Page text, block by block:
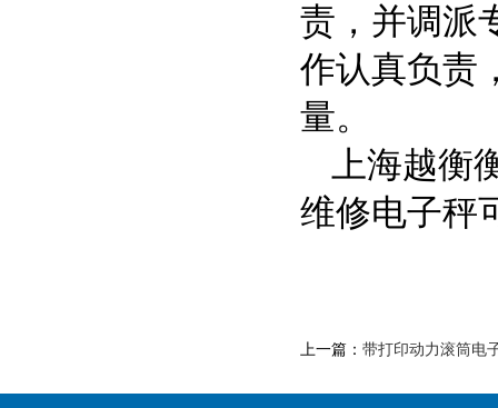
责，并调派
作认真负责
量。
上海越
维修电子秤
上一篇： 带打印动力滚筒电